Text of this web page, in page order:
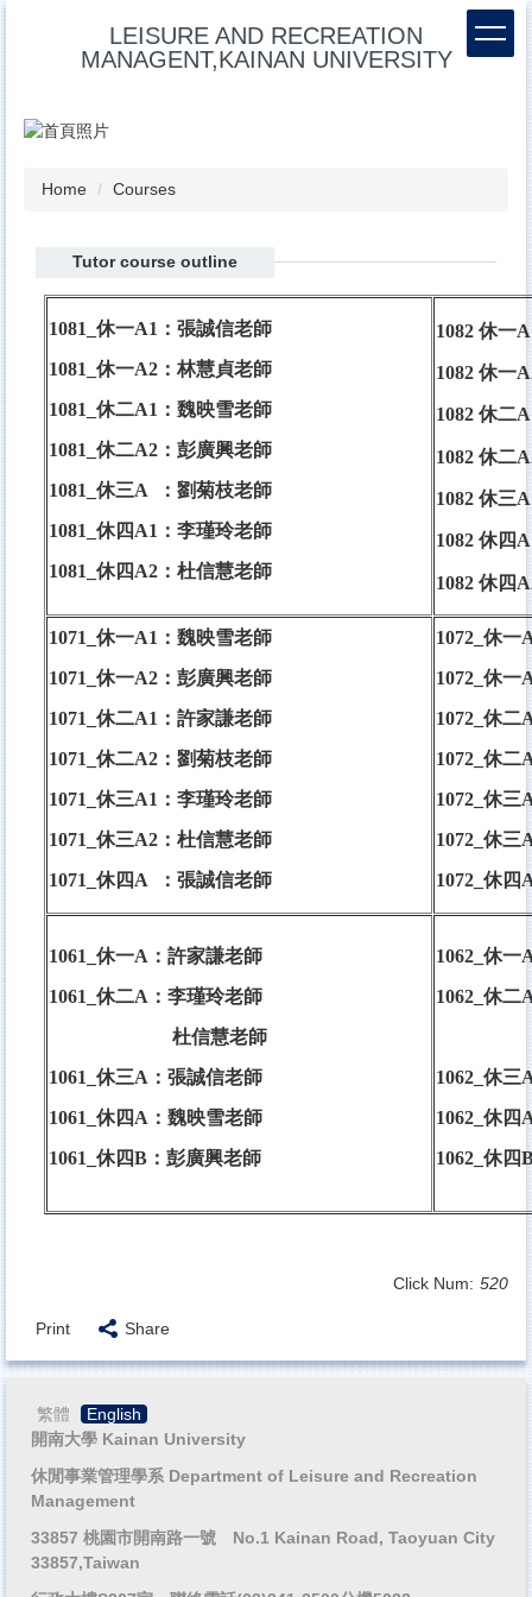
content
block
LEISURE AND RECREATION
MANAGENT,KAINAN UNIVERSITY
Home Courses
Tutor course outline
1081_休一A1： 張誠信老師
1081_休一A2： 林慧貞老師
1081_休二A1： 魏映雪老師
1081_休二A2： 彭廣興老師
1081_休三A ： 劉菊枝老師
1081_休四A1： 李瑾玲老師
1081_休四A2： 杜信慧老師
1082 休一
1082 休一
1082 休二
1082 休二
1082 休三
1082 休四
1082 休四
1071_休一A1： 魏映雪老師
1071_休一A2： 彭廣興老師
1071_休二A1： 許家謙老師
1071_休二A2： 劉菊枝老師
1071_休三A1： 李瑾玲老師
1071_休三A2： 杜信慧老師
1071_休四A ： 張誠信老師
1072_休一
1072_休一
1072_休二
1072_休二
1072_休三
1072_休三
1072_休四
1061_休一A： 許家謙老師
1061_休二A： 李瑾玲老師
杜信慧老師
1061_休三A： 張誠信老師
1061_休四A： 魏映雪老師
1061_休四B： 彭廣興老師
1062_休一
1062_休二
1062_休三
1062_休四
1062_休四
Click Num: 520
Print Share
繁體
English
開南大學 Kainan University
休閒事業管理學系 Department of Leisure and Recreation
Management
33857 桃園市開南路一號 No.1 Kainan Road, Taoyuan City
33857,Taiwan